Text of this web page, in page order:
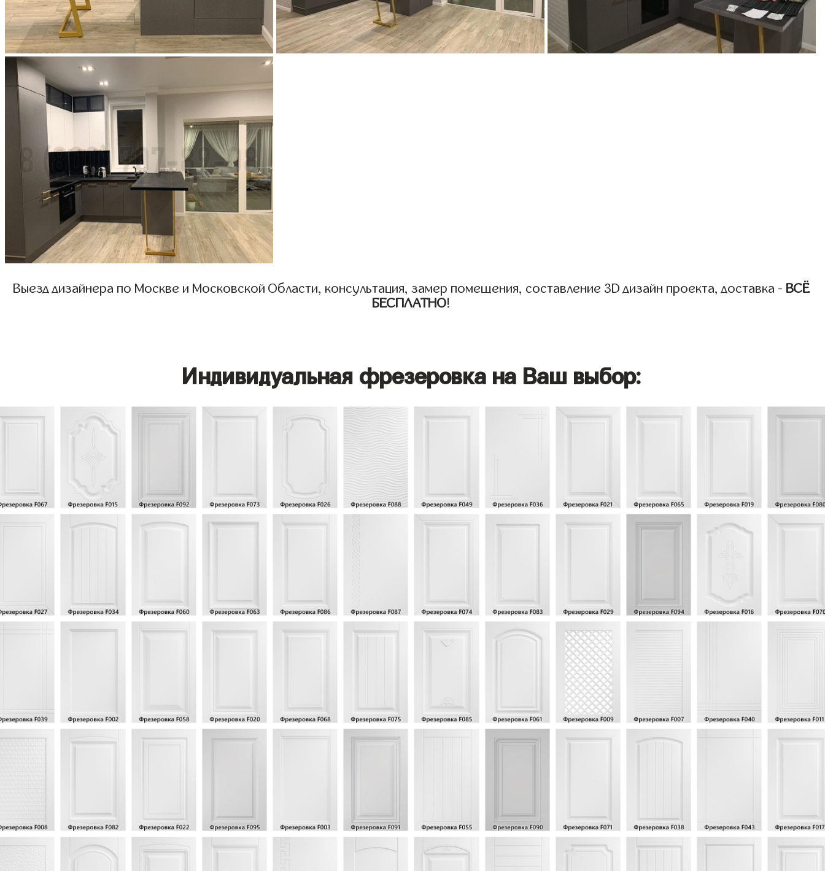
Выезд дизайнера по Москве и Московской Области, консультация, замер помещения, составление 3D дизайн проекта, доставка - ВСЁ
БЕСПЛАТНО!
Индивидуальная фрезеровка на Ваш выбор: